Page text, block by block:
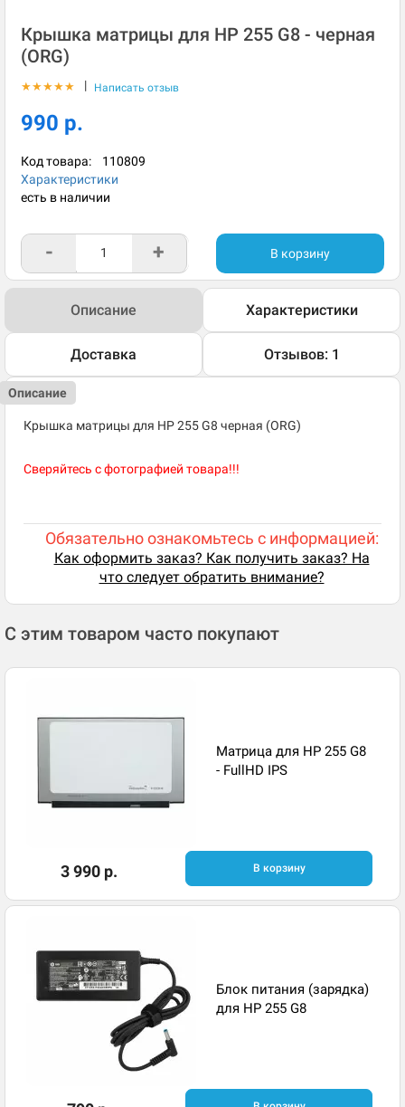
Крышка матрицы для HP 255 G8 - черная
(ORG)
★★★★★ | Написать отзыв
990 р.
Код товара: 110809
Характеристики
есть в наличии
- + В корзину
Описание Характеристики
Доставка Отзывов: 1
Описание
Крышка матрицы для HP 255 G8 черная (ORG)
Сверяйтесь с фотографией товара!!!
Обязательно ознакомьтесь с информацией:
Как оформить заказ? Как получить заказ? На
что следует обратить внимание?
С этим товаром часто покупают
Матрица для HP 255 G8
- FullHD IPS
3 990 р. В корзину
Блок питания (зарядка)
для HP 255 G8